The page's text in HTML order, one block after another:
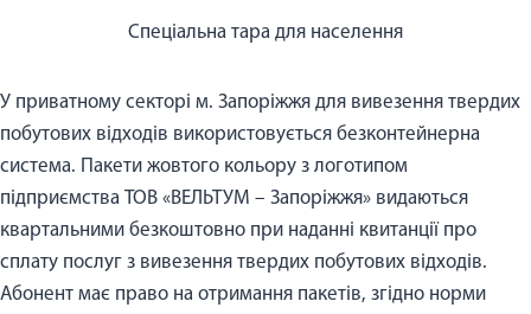
Спеціальна тара для населення
У приватному секторі м. Запоріжжя для вивезення твердих
побутових відходів використовується безконтейнерна
система. Пакети жовтого кольору з логотипом
підприємства ТОВ «ВЕЛЬТУМ – Запоріжжя» видаються
квартальними безкоштовно при наданні квитанції про
сплату послуг з вивезення твердих побутових відходів.
Абонент має право на отримання пакетів, згідно норми